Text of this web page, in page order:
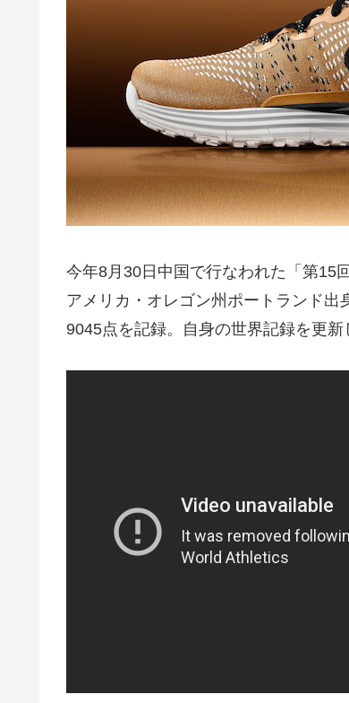
今年8月30日中国で行なわれた「第15
アメリカ・オレゴン州ポートランド
9045点を記録。自身の世界記録を更新